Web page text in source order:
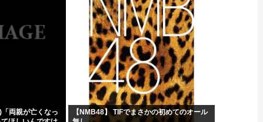
ら...
発表...
ジョジョのシーザー「やって
韓国人「竹田恒泰とか36親等
結局「SPY×FAMILY」は何が
韓国サッカー協会、外国人審
韓国人「韓国サッカー協会が
【超画像 】週刊少年ジャンプ
「両親が亡くなっ
【NMB48】 TIFでまさかの初めてのオール